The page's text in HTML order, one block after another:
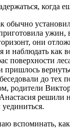
когда
обычно
ужин,
они
и наблюдать как
поверхности
пришлось
до тех
родители
решили
вспоминать,